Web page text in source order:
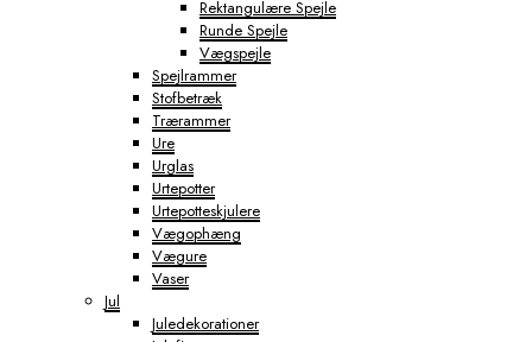
Rektangulære Spejle
Runde Spejle
Vægspejle
Spejlrammer
Stofbetræk
Trærammer
Ure
Urglas
Urtepotter
Urtepotteskjulere
Vægophæng
Vægure
Vaser
Jul
Juledekorationer